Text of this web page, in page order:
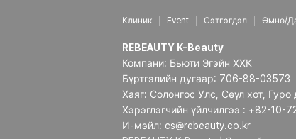
Клиник Event Сэтгэгдэл Өмнө/
REBEAUTY K-Beauty
Компани: Бьюти Эгэйн ХХК
Бүртгэлийн дугаар: 706-88-03573
Хаяг: Солонгос Улс, Сөүл хот,
Хэрэглэгчийн үйлчилгээ : +82-
И-мэйл: cs@rebeauty.co.kr